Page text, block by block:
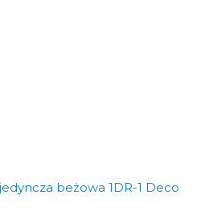
beżowa 1DR-1 Deco